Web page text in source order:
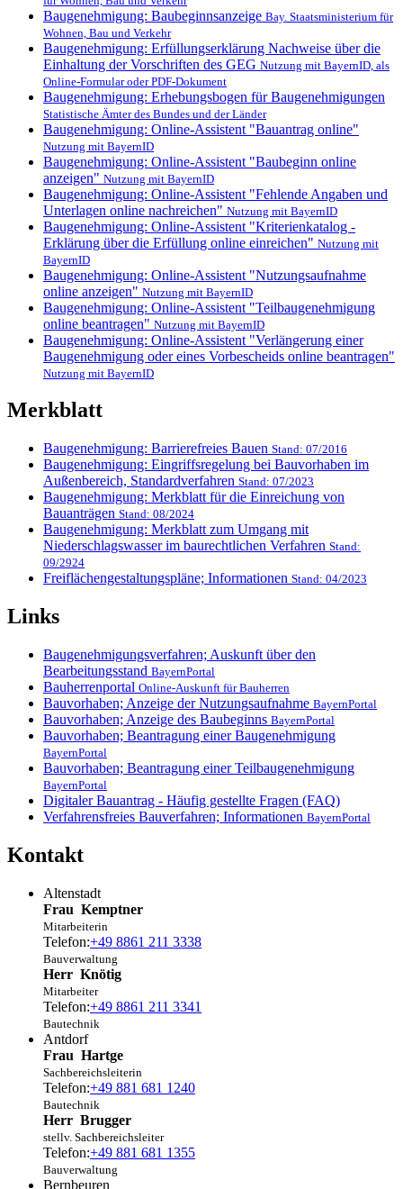
Baugenehmigung: Baubeginnsanzeige Bay. Staatsministerium für
Wohnen, Bau und Verkehr
Baugenehmigung: Erfüllungserklärung Nachweise über die
Einhaltung der Vorschriften des GEG Nutzung mit BayernID, als
Online-Formular oder PDF-Dokument
Baugenehmigung: Erhebungsbogen für Baugenehmigungen
Statistische Ämter des Bundes und der Länder
Baugenehmigung: Online-Assistent "Bauantrag online"
Nutzung mit BayernID
Baugenehmigung: Online-Assistent "Baubeginn online
anzeigen" Nutzung mit BayernID
Baugenehmigung: Online-Assistent "Fehlende Angaben und
Unterlagen online nachreichen" Nutzung mit BayernID
Baugenehmigung: Online-Assistent "Kriterienkatalog -
Erklärung über die Erfüllung online einreichen" Nutzung mit
BayernID
Baugenehmigung: Online-Assistent "Nutzungsaufnahme
online anzeigen" Nutzung mit BayernID
Baugenehmigung: Online-Assistent "Teilbaugenehmigung
online beantragen" Nutzung mit BayernID
Baugenehmigung: Online-Assistent "Verlängerung einer
Baugenehmigung oder eines Vorbescheids online beantragen"
Nutzung mit BayernID
Merkblatt
Baugenehmigung: Barrierefreies Bauen Stand: 07/2016
Baugenehmigung: Eingriffsregelung bei Bauvorhaben im
Außenbereich, Standardverfahren Stand: 07/2023
Baugenehmigung: Merkblatt für die Einreichung von
Bauanträgen Stand: 08/2024
Baugenehmigung: Merkblatt zum Umgang mit
Niederschlagswasser im baurechtlichen Verfahren Stand:
09/2924
Freiflächengestaltungspläne; Informationen Stand: 04/2023
Links
Baugenehmigungsverfahren; Auskunft über den
Bearbeitungsstand BayernPortal
Bauherrenportal Online-Auskunft für Bauherren
Bauvorhaben; Anzeige der Nutzungsaufnahme BayernPortal
Bauvorhaben; Anzeige des Baubeginns BayernPortal
Bauvorhaben; Beantragung einer Baugenehmigung
BayernPortal
Bauvorhaben; Beantragung einer Teilbaugenehmigung
BayernPortal
Digitaler Bauantrag - Häufig gestellte Fragen (FAQ)
Verfahrensfreies Bauverfahren; Informationen BayernPortal
Kontakt
Altenstadt
Frau Kemptner
Mitarbeiterin
Telefon:+49 8861 211 3338
Bauverwaltung
Herr Knötig
Mitarbeiter
Telefon:+49 8861 211 3341
Bautechnik
Antdorf
Frau Hartge
Sachbereichsleiterin
Telefon:+49 881 681 1240
Bautechnik
Herr Brugger
stellv. Sachbereichsleiter
Telefon:+49 881 681 1355
Bauverwaltung
Bernbeuren